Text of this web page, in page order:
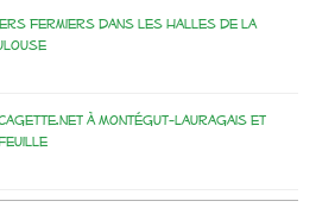
fermiers dans les Halles de la
à Montégut-Lauragais et